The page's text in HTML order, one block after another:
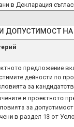
в Декларация
ДОПУСТИМОСТ
предложение
дейности по
за
в проектното
за
в раздел 13 от